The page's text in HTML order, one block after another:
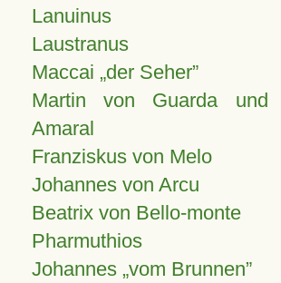
Lanuinus
Laustranus
Maccai „der Seher”
Martin von Guarda und
Amaral
Franziskus von Melo
Johannes von Arcu
Beatrix von Bello-monte
Pharmuthios
Johannes vom Brunnen